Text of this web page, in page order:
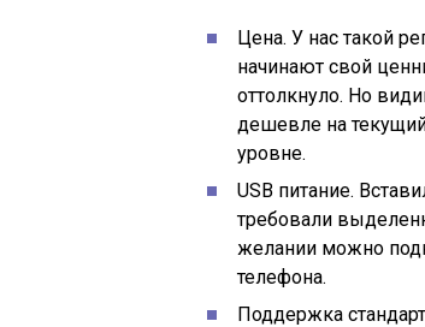
Цена. У нас такой
начинают свой
оттолкнуло. Но
дешевле на
уровне.
USB питание.
требовали
желании можно
телефона.
Поддержка